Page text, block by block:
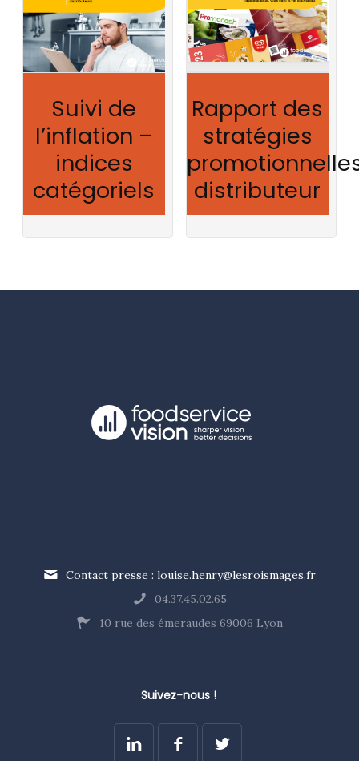
Suivi de
l’inflation –
indices
catégoriels
Rapport des
stratégies
distributeur
Contact presse : louise.henry@lesroismages.fr
04.37.45.02.65
10 rue des émeraudes 69006 Lyon
Suivez-nous !